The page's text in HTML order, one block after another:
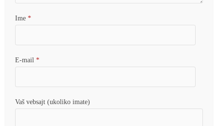
Ime*
E-mail*
Vaš vebsajt (ukoliko imate)